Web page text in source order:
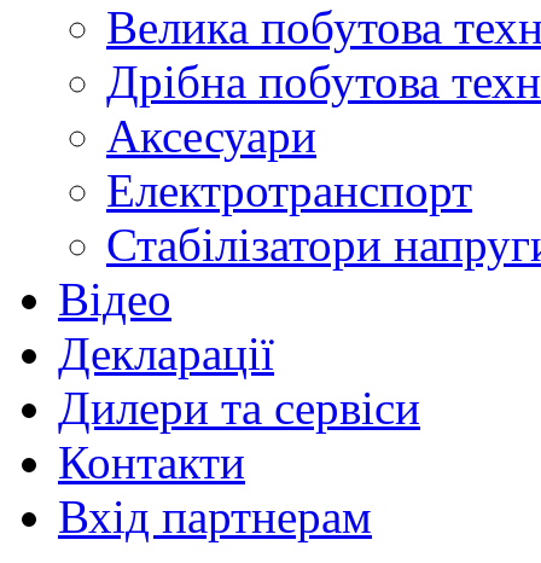
Велика побутова
Дрібна побутова
Аксесуари
Електротранспорт
Стабілізатори
Відео
Декларації
Дилери та сервіси
Контакти
Вхід партнерам